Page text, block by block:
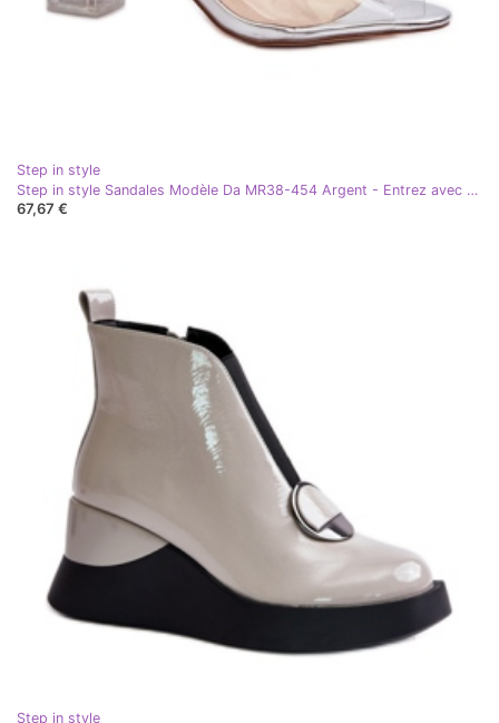
Step in style
Step in style Sandales Modèle Da MR38-454 Argent - Entrez avec style gris
67,67 €
Step in style